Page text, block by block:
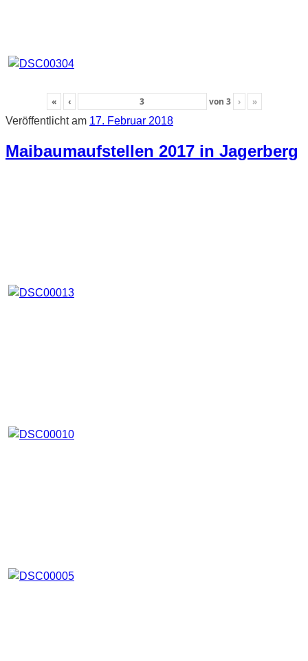
« ‹ von 3 ›
»
Veröffentlicht am 17. Februar 2018
Maibaumaufstellen 2017 in Jagerberg